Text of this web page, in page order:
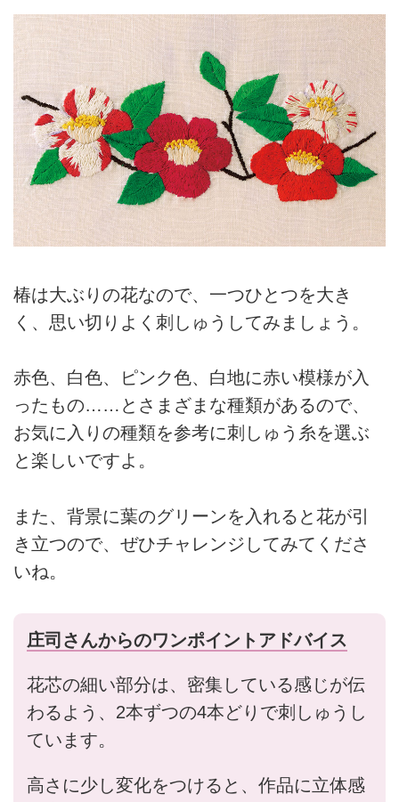
椿は大ぶりの花なので、一つひとつを大き
く、思い切りよく刺しゅうしてみましょう。
赤色、白色、ピンク色、白地に赤い模様が入
ったもの……とさまざまな種類があるので、
お気に入りの種類を参考に刺しゅう糸を選ぶ
と楽しいですよ。
また、背景に葉のグリーンを入れると花が引
き立つので、ぜひチャレンジしてみてくださ
いね。
庄司さんからのワンポイントアドバイス
花芯の細い部分は、密集している感じが伝
わるよう、2本ずつの4本どりで刺しゅうし
ています。
高さに少し変化をつけると、作品に立体感